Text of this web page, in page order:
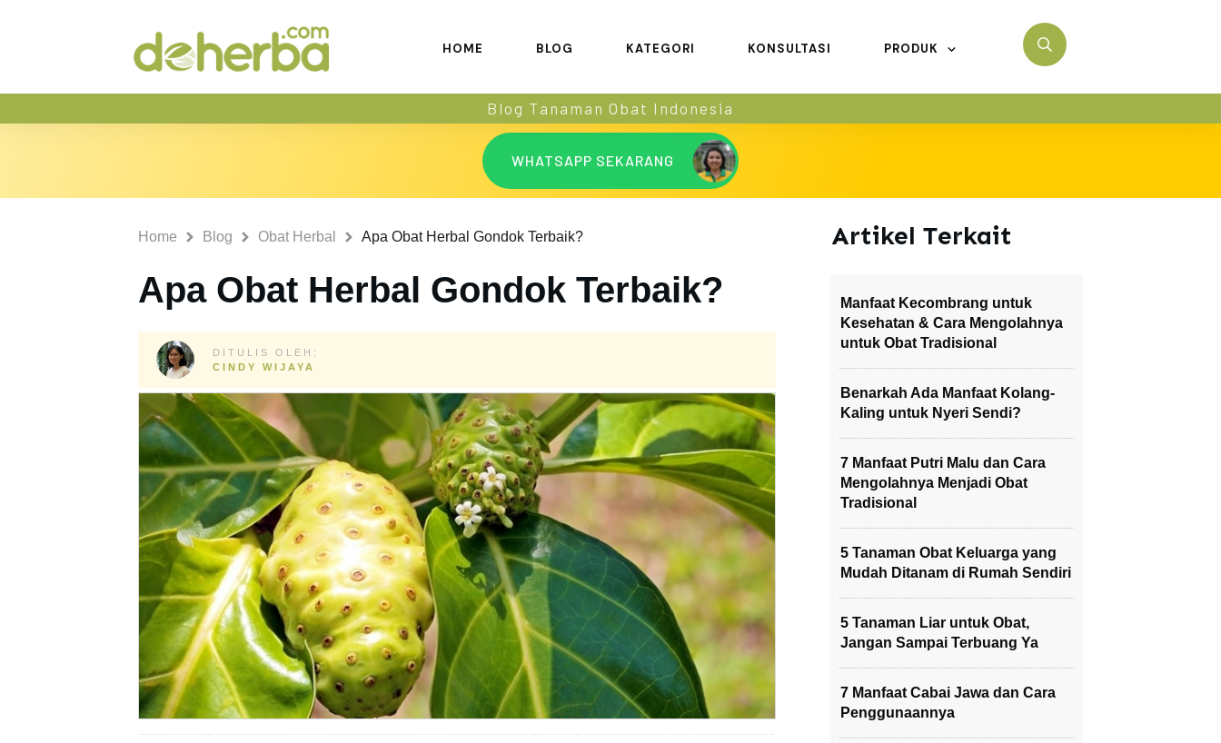
HOME BLOG KATEGORI KONSULTASI PRODUK
Blog Tanaman Obat Indonesia
WHATSAPP SEKARANG
Home Blog Obat Herbal Apa Obat Herbal Gondok Terbaik?
Apa Obat Herbal Gondok Terbaik?
DITULIS OLEH:
CINDY WIJAYA
Artikel Terkait
Manfaat Kecombrang untuk
Kesehatan & Cara Mengolahnya
untuk Obat Tradisional
Benarkah Ada Manfaat Kolang-
Kaling untuk Nyeri Sendi?
7 Manfaat Putri Malu dan Cara
Mengolahnya Menjadi Obat
Tradisional
5 Tanaman Obat Keluarga yang
Mudah Ditanam di Rumah Sendiri
5 Tanaman Liar untuk Obat,
Jangan Sampai Terbuang Ya
7 Manfaat Cabai Jawa dan Cara
Penggunaannya